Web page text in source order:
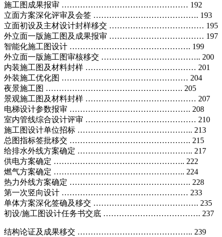
施工图成果报审 ………………………………………… 192
立面方案深化评审及会签 …………………………………. 193
立面初设及主材设计封样移交 ……………………………… 195
外立面一版施工图及成果报审 ……………………………… 197
智能化施工图设计 ………………………………………. 199
外立面一版施工图审核移交 ……………………………….. 200
内装施工图及材料封样 …………………………………… 201
外装施工优化图 ………………………………………… 204
夜景施工图 ……………………………………………. 205
景观施工图及材料封样 …………………………………… 207
电梯设计参数报审 ………………………………………. 208
室内管线综合设计评审 …………………………………… 210
施工图设计单位招标 …………………………………….. 213
总图指标签批移交 ………………………………………. 215
给排水外线方案确定 …………………………………….. 217
供电方案确定 ………………………………………….. 222
燃气方案确定 ………………………………………….. 224
热力外线方案确定 ………………………………………. 228
第一次竖向设计 ………………………………………… 233
单体方案深化签确及移交 …………………………………. 235
初设/施工图设计任务书交底 ………………………………. 237
结构论证及成果移交 …………………………………….. 239